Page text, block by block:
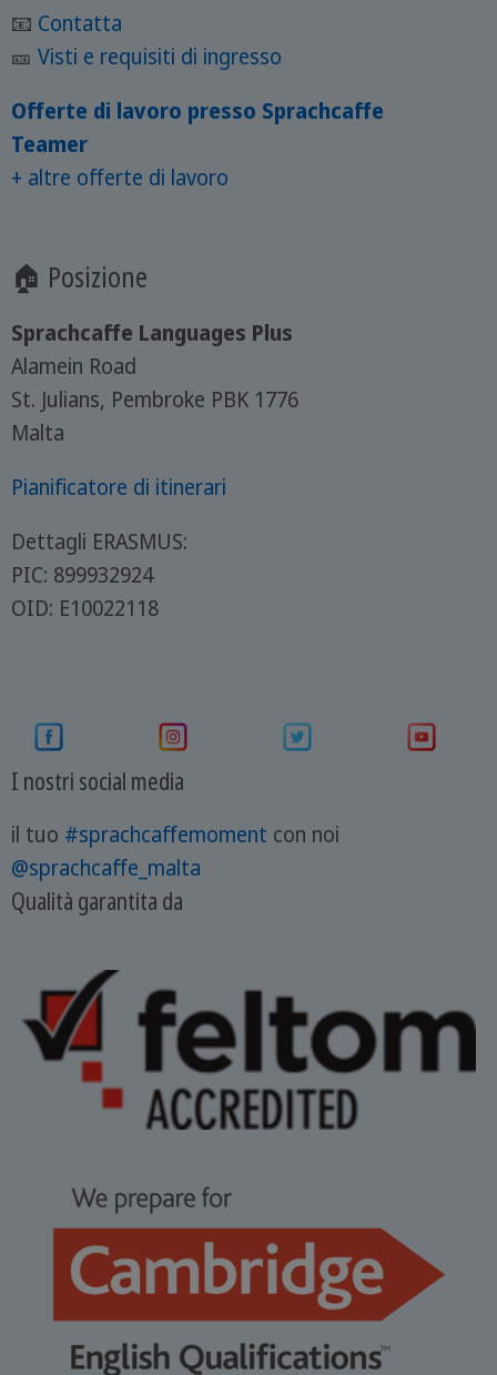
📧 Contatta
🎫 Visti e requisiti di ingresso
Offerte di lavoro presso Sprachcaffe
Teamer
+ altre offerte di lavoro
🏠 Posizione
Sprachcaffe Languages Plus
Alamein Road
St. Julians, Pembroke PBK 1776
Malta
Pianificatore di itinerari
Dettagli ERASMUS:
PIC: 899932924
OID: E10022118
I nostri social media
il tuo #sprachcaffemoment con noi
@sprachcaffe_malta
Qualità garantita da